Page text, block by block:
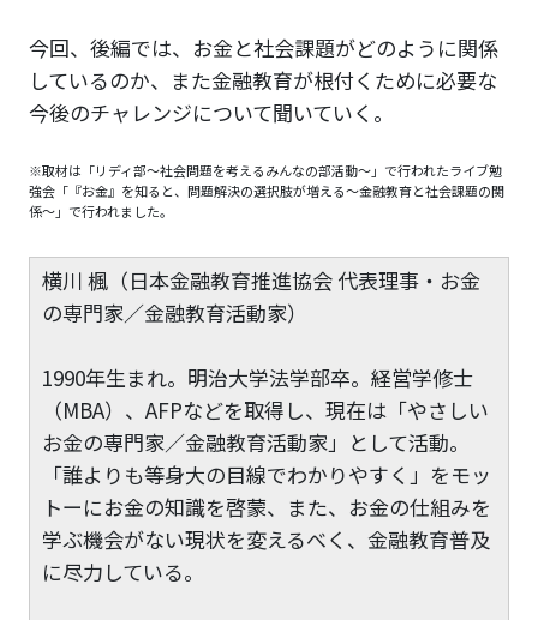
今回、後編では、お金と社会課題がどのように関係
しているのか、また金融教育が根付くために必要な
今後のチャレンジについて聞いていく。
※取材は「リディ部〜社会問題を考えるみんなの部活動〜」で行われたライブ勉
強会「『お金』を知ると、問題解決の選択肢が増える〜金融教育と社会課題の関
係〜」で行われました。
横川 楓（日本金融教育推進協会 代表理事・お金
の専門家／金融教育活動家）
1990年生まれ。明治大学法学部卒。経営学修士
（MBA）、AFPなどを取得し、現在は「やさしい
お金の専門家／金融教育活動家」として活動。
「誰よりも等身大の目線でわかりやすく」をモッ
トーにお金の知識を啓蒙、また、お金の仕組みを
学ぶ機会がない現状を変えるべく、金融教育普及
に尽力している。